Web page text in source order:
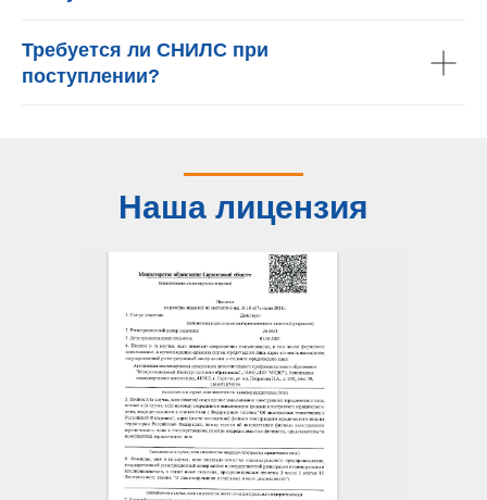
Требуется ли СНИЛС при
поступлении?
Наша лицензия